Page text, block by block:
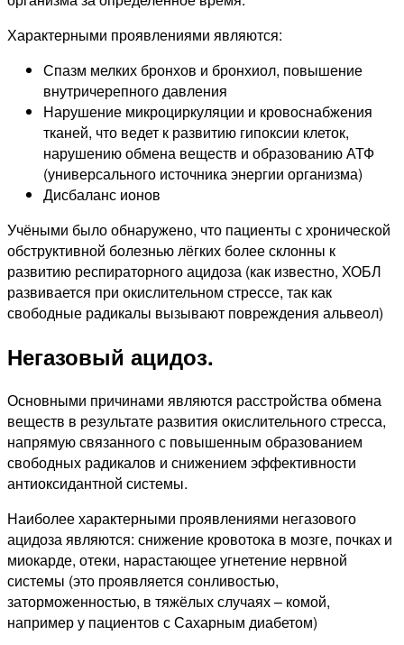
Характерными проявлениями являются:
Спазм мелких бронхов и бронхиол, повышение
внутричерепного давления
Нарушение микроциркуляции и кровоснабжения
тканей, что ведет к развитию гипоксии клеток,
нарушению обмена веществ и образованию АТФ
(универсального источника энергии организма)
Дисбаланс ионов
Учёными было обнаружено, что пациенты с хронической
обструктивной болезнью лёгких более склонны к
развитию респираторного ацидоза (как известно, ХОБЛ
развивается при окислительном стрессе, так как
свободные радикалы вызывают повреждения альвеол)
Негазовый ацидоз.
Основными причинами являются расстройства обмена
веществ в результате развития окислительного стресса,
напрямую связанного с повышенным образованием
свободных радикалов и снижением эффективности
антиоксидантной системы.
Наиболее характерными проявлениями негазового
ацидоза являются: снижение кровотока в мозге, почках и
миокарде, отеки, нарастающее угнетение нервной
системы (это проявляется сонливостью,
заторможенностью, в тяжёлых случаях – комой,
например у пациентов с Сахарным диабетом)